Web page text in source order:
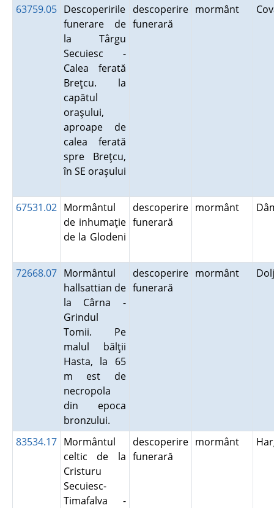
63759.05 Descoperirile
funerare de
la Târgu
Secuiesc -
Calea ferată
Breţcu. la
capătul
oraşului,
aproape de
calea ferată
spre Breţcu,
în SE oraşului
descoperire
funerară
mormânt
67531.02 Mormântul
de inhumaţie
de la Glodeni
descoperire
funerară
mormânt
72668.07 Mormântul
hallsattian de
la Cârna -
Grindul
Tomii. Pe
malul bălţii
Hasta, la 65
m est de
necropola
din epoca
bronzului.
descoperire
funerară
mormânt
83534.17 Mormântul
celtic de la
Cristuru
Secuiesc-
Timafalva -
descoperire
funerară
mormânt